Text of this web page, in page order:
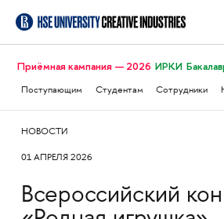
Приёмная кампания — 2026 ИРКИ
Поступающим Студентам Сотрудники
НОВОСТИ
01 АПРЕЛЯ 2026
Всероссийский